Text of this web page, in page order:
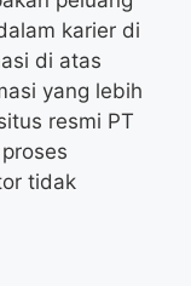
karier di
di atas
yang lebih
resmi PT
tidak